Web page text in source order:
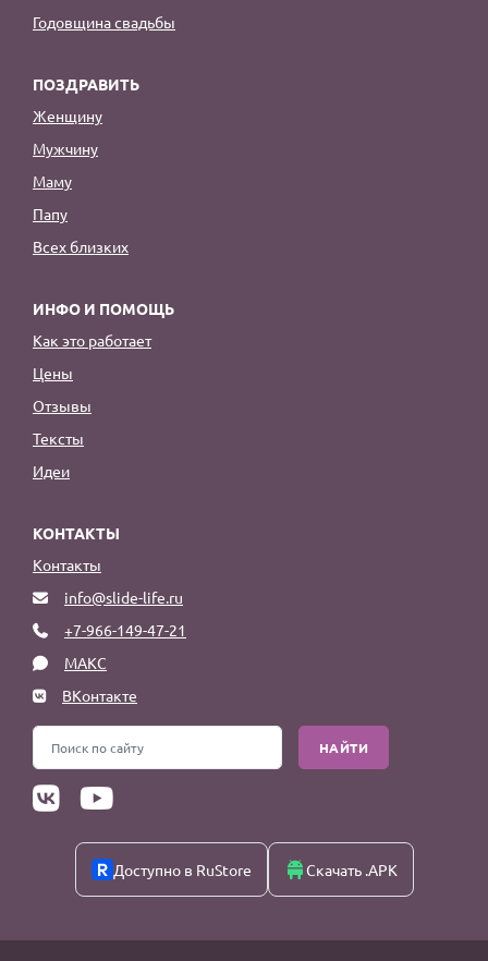
Годовщина свадьбы
ПОЗДРАВИТЬ
Женщину
Мужчину
Маму
Папу
Всех близких
ИНФО И ПОМОЩЬ
Как это работает
Цены
Отзывы
Тексты
Идеи
КОНТАКТЫ
Контакты
info@slide-life.ru
+7-966-149-47-21
МАКС
ВКонтакте
НАЙТИ
Доступно в RuStore Скачать .APK